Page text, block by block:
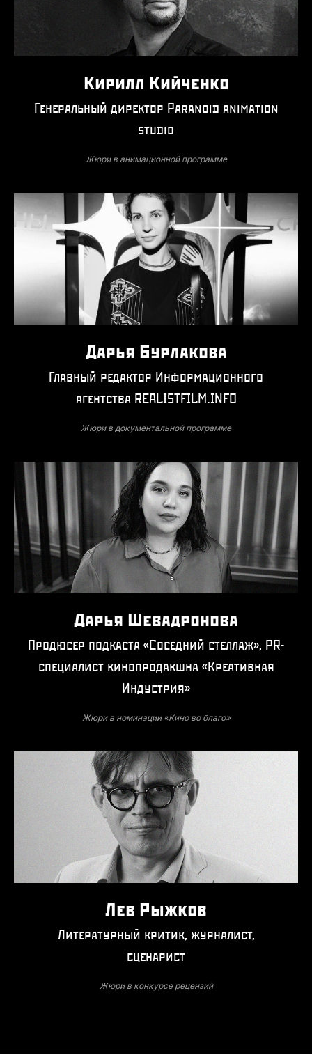
Кирилл Кийченко
Генеральный директор Paranoid animation
studio
Жюри в анимационной программе
Дарья Бурлакова
Главный редактор Информационного
агентства REALISTFILM.INFO
Жюри в документальной программе
Дарья Шевадронова
Продюсер подкаста «Соседний стеллаж», PR-
специалист кинопродакшна «Креативная
Индустрия»
Жюри в номинации «Кино во благо»
Лев Рыжков
Литературный критик, журналист,
сценарист
Жюри в конкурсе рецензий